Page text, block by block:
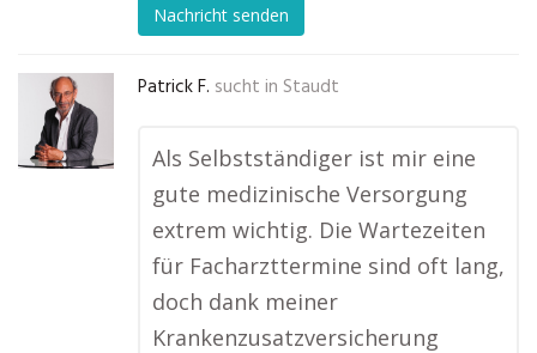
Nachricht senden
Patrick F. sucht in Staudt
Als Selbstständiger ist mir eine
gute medizinische Versorgung
extrem wichtig. Die Wartezeiten
für Facharzttermine sind oft lang,
doch dank meiner
Krankenzusatzversicherung